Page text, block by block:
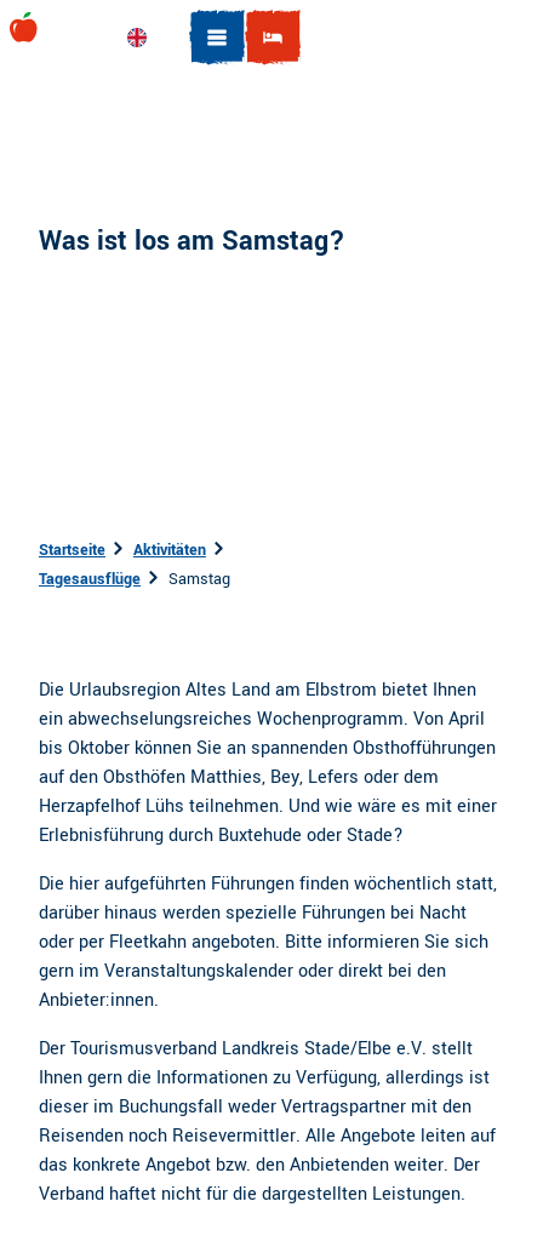
EnglischSuche
Was ist los am Samstag?
Startseite
Aktivitäten
Tagesausflüge
Samstag
Die Urlaubsregion Altes Land am Elbstrom bietet Ihnen
ein abwechselungsreiches Wochenprogramm. Von April
bis Oktober können Sie an spannenden Obsthofführungen
auf den Obsthöfen Matthies, Bey, Lefers oder dem
Herzapfelhof Lühs teilnehmen. Und wie wäre es mit einer
Erlebnisführung durch Buxtehude oder Stade?
Die hier aufgeführten Führungen finden wöchentlich statt,
darüber hinaus werden spezielle Führungen bei Nacht
oder per Fleetkahn angeboten. Bitte informieren Sie sich
gern im Veranstaltungskalender oder direkt bei den
Anbieter:innen.
Der Tourismusverband Landkreis Stade/Elbe e.V. stellt
Ihnen gern die Informationen zu Verfügung, allerdings ist
dieser im Buchungsfall weder Vertragspartner mit den
Reisenden noch Reisevermittler. Alle Angebote leiten auf
das konkrete Angebot bzw. den Anbietenden weiter. Der
Verband haftet nicht für die dargestellten Leistungen.